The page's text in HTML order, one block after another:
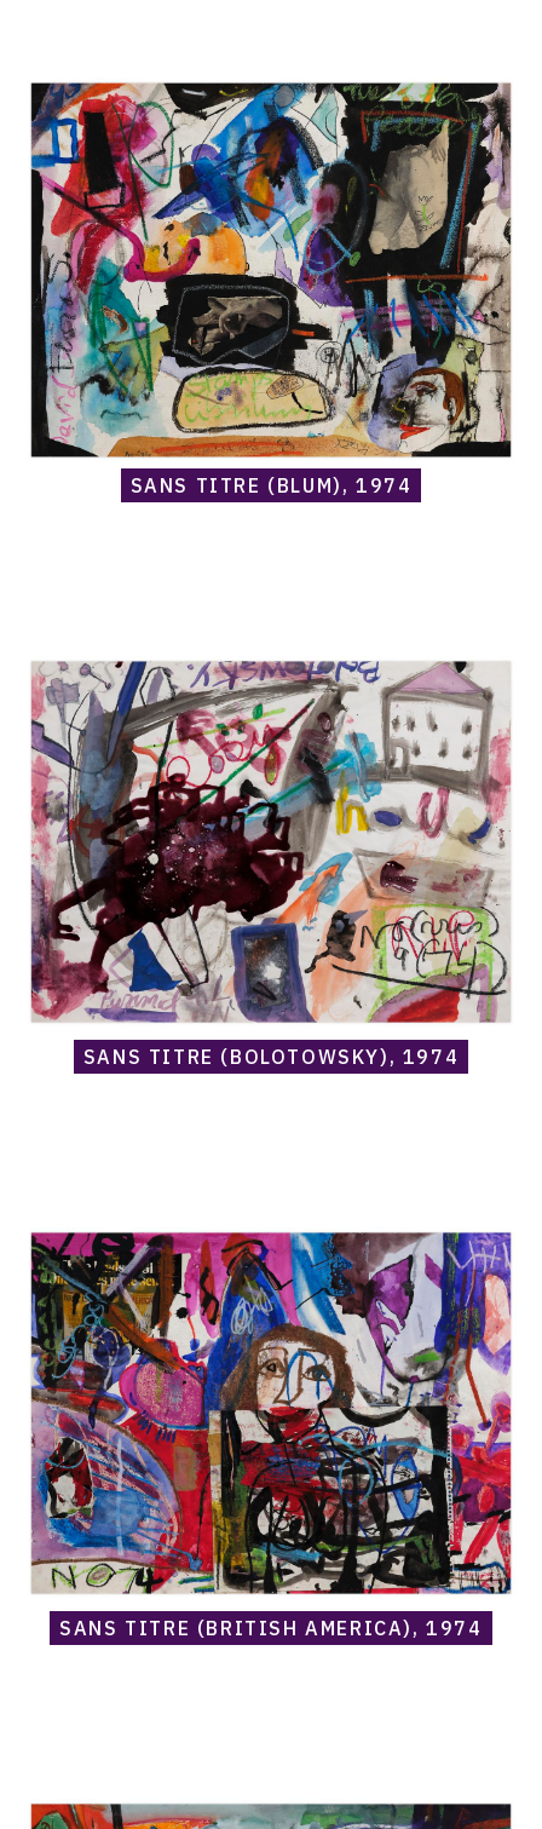
Norris
Embry,
Sans
titre
(Blum),
1974
SANS TITRE (BLUM), 1974
Norris
Embry,
Sans
titre
(Bolotowsky),
1974
SANS TITRE (BOLOTOWSKY), 1974
Norris
Embry,
Sans
titre
(British
America),
1974
SANS TITRE (BRITISH AMERICA), 1974
Norris